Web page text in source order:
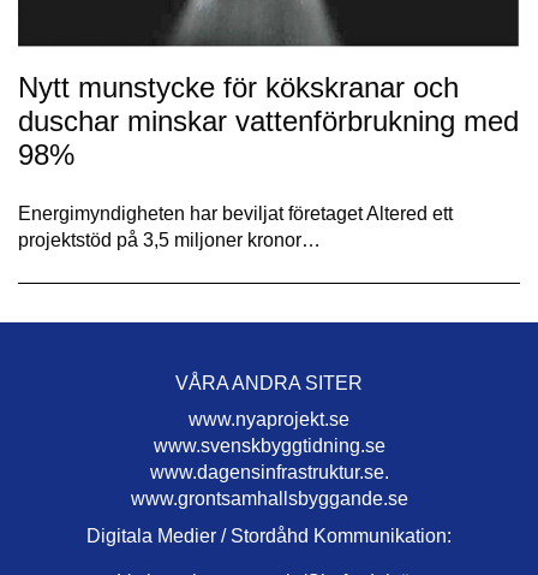
Nytt munstycke för kökskranar och
duschar minskar vattenförbrukning med
98%
Energimyndigheten har beviljat företaget Altered ett
projektstöd på 3,5 miljoner kronor…
VÅRA ANDRA SITER
www.nyaprojekt.se
www.svenskbyggtidning.se
www.dagensinfrastruktur.se.
www.grontsamhallsbyggande.se
Digitala Medier / Stordåhd Kommunikation: